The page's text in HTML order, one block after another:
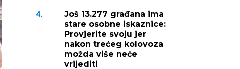
4.
Još 13.277 građana ima
stare osobne iskaznice:
Provjerite svoju jer
nakon trećeg kolovoza
možda više neće
vrijediti